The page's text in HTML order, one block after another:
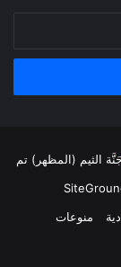
جَنَّة الثيم (المظهر) تم
منوعات